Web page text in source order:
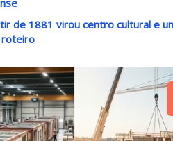
de 1881 virou centro cultural e
roteiro